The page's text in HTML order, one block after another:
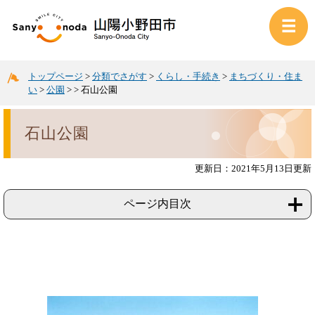
トップページ > 分類でさがす > くらし・手続き > まちづくり・住ま
い > 公園 > > 石山公園
石山公園
更新日：2021年5月13日更新
ページ内目次